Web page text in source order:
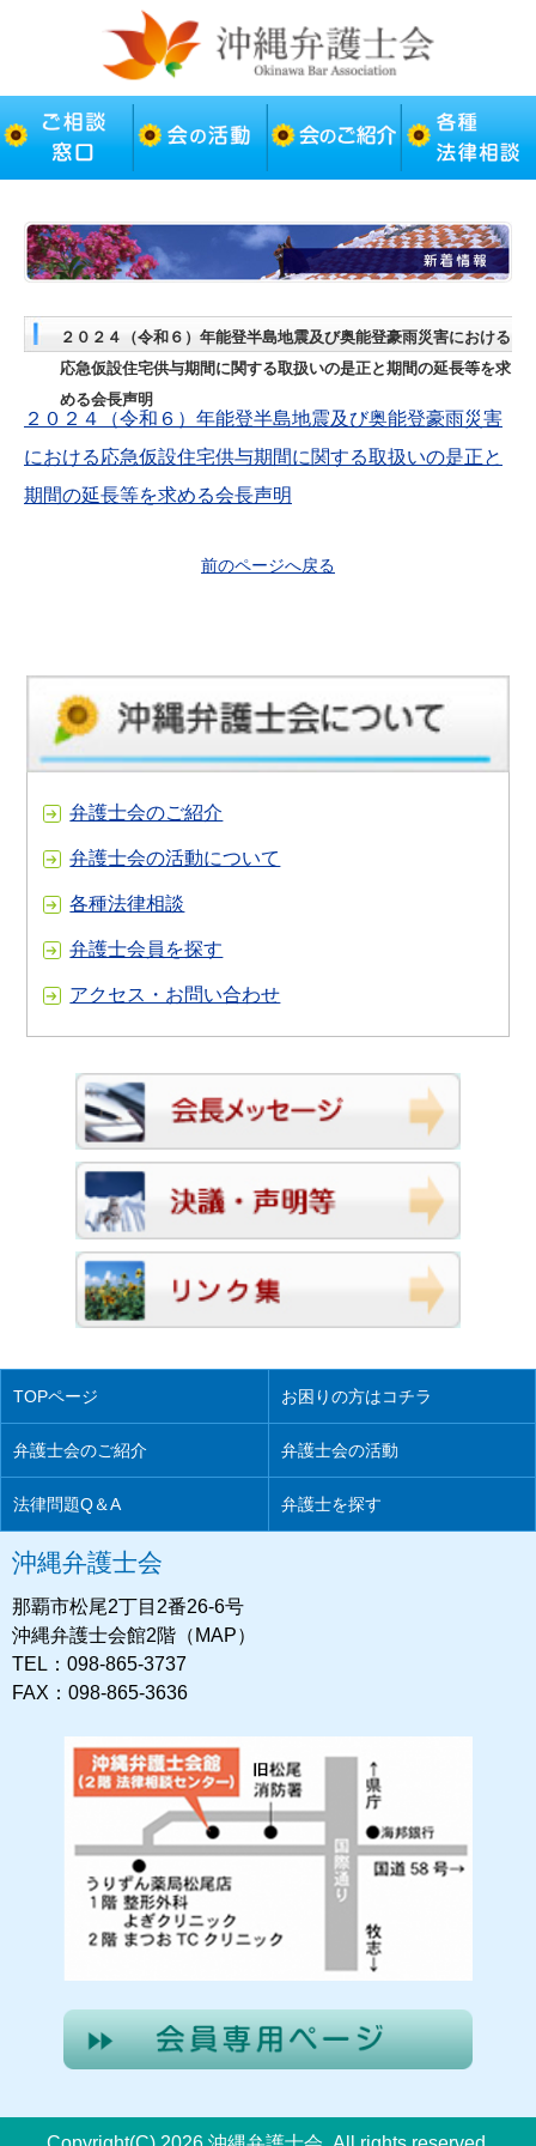
２０２４（令和６）年能登半島地震及び奥能登豪雨災害における
応急仮設住宅供与期間に関する取扱いの是正と期間の延長等を求
める会長声明
２０２４（令和６）年能登半島地震及び奥能登豪雨災害
における応急仮設住宅供与期間に関する取扱いの是正と
期間の延長等を求める会長声明
前のページへ戻る
弁護士会のご紹介
弁護士会の活動について
各種法律相談
弁護士会員を探す
アクセス・お問い合わせ
TOPページ お困りの方はコチラ
弁護士会のご紹介 弁護士会の活動
法律問題Q＆A 弁護士を探す
沖縄弁護士会
那覇市松尾2丁目2番26-6号
沖縄弁護士会館2階（MAP）
TEL：098-865-3737
FAX：098-865-3636